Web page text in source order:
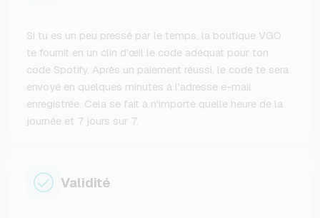
Si tu es un peu pressé par le temps, la boutique VGO
te fournit en un clin d'œil le code adéquat pour ton
code Spotify. Après un paiement réussi, le code te sera
envoyé en quelques minutes à l'adresse e-mail
enregistrée. Cela se fait à n'importe quelle heure de la
journée et 7 jours sur 7.
Validité